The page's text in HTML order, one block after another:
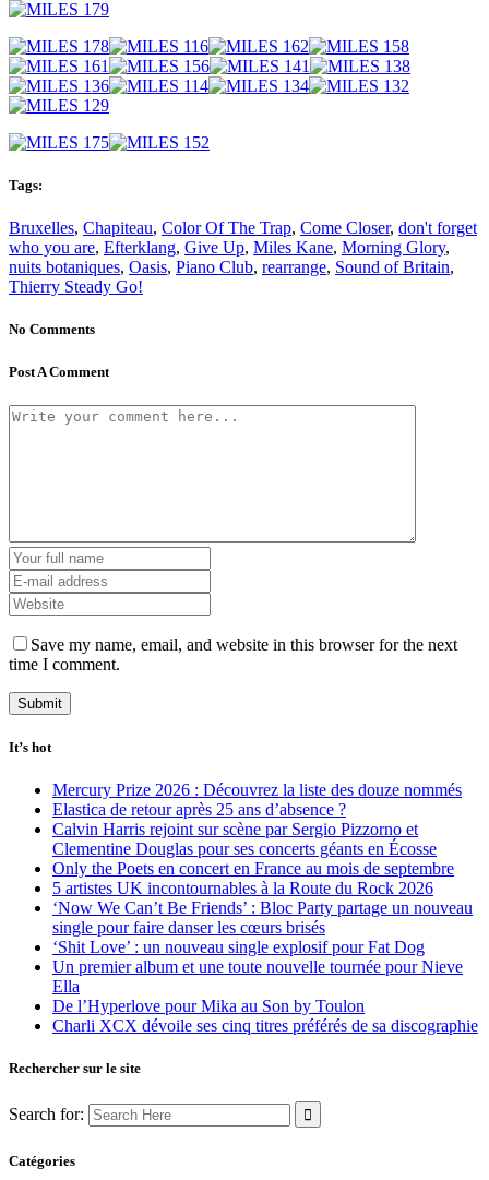
Tags:
Bruxelles, Chapiteau, Color Of The Trap, Come Closer, don't forget
who you are, Efterklang, Give Up, Miles Kane, Morning Glory,
nuits botaniques, Oasis, Piano Club, rearrange, Sound of Britain,
Thierry Steady Go!
No Comments
Post A Comment
Save my name, email, and website in this browser for the next
time I comment.
It’s hot
Mercury Prize 2026 : Découvrez la liste des douze nommés
Elastica de retour après 25 ans d’absence ?
Calvin Harris rejoint sur scène par Sergio Pizzorno et
Clementine Douglas pour ses concerts géants en Écosse
Only the Poets en concert en France au mois de septembre
5 artistes UK incontournables à la Route du Rock 2026
‘Now We Can’t Be Friends’ : Bloc Party partage un nouveau
single pour faire danser les cœurs brisés
‘Shit Love’ : un nouveau single explosif pour Fat Dog
Un premier album et une toute nouvelle tournée pour Nieve
Ella
De l’Hyperlove pour Mika au Son by Toulon
Charli XCX dévoile ses cinq titres préférés de sa discographie
Rechercher sur le site
Search for:
Catégories